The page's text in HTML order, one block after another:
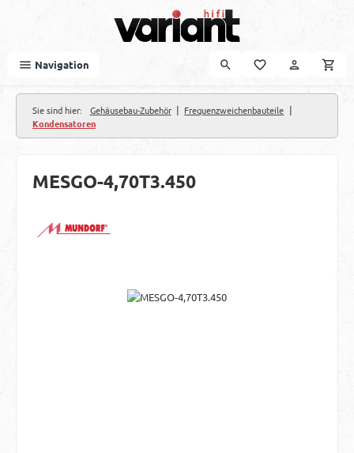
Navigation
Sie sind hier: Gehäusebau-Zubehör | Frequenzweichenbauteile |
Kondensatoren
MESGO-4,70T3.450
Bildergalerie überspringen